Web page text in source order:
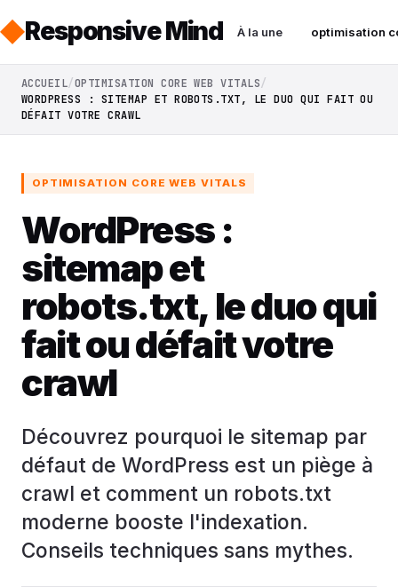
Responsive Mind À la une optimisation
ACCUEIL OPTIMISATION CORE WEB VITALS
WORDPRESS : SITEMAP ET ROBOTS.TXT, LE DUO QUI FAIT OU
DÉFAIT VOTRE CRAWL
OPTIMISATION CORE WEB VITALS
WordPress :
sitemap et
robots.txt, le duo qui
fait ou défait votre
crawl
Découvrez pourquoi le sitemap par
défaut de WordPress est un piège à
crawl et comment un robots.txt
moderne booste l'indexation.
Conseils techniques sans mythes.